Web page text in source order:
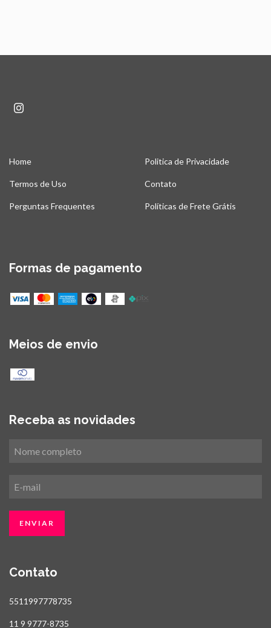
Home Politica de Privacidade
Termos de Uso Contato
Perguntas Frequentes Políticas de Frete Grátis
Formas de pagamento
Meios de envio
Receba as novidades
Contato
5511997778735
11 9 9777-8735